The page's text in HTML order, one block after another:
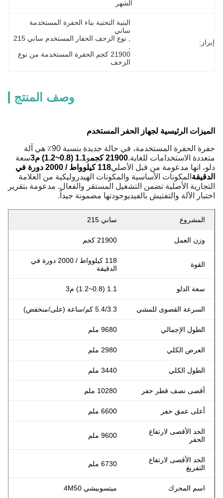
الشهر
إبراز:
ساني
نوع الزحف الحفار المستخدم ساني 215
الزحف
وصف المنتج
الميزات الرئيسية لجهاز الحفر المستخدم
حفرة الحفرة المستخدمة، في حالة جديدة بنسبة 90٪ هي آلة
متعددة الاستخدامات للغاية.21900 كجم و1.1 (0.8~1.2) م3
سعة
دلو، انها مدعومة من قبل الأصلي
118 كيلوواط / 2000 دورة في
الدقيقة المكونات الأساسية والمكونات الهيدروليكية من العلامة
التجارية الأصلية تضمن التشغيل المستقر والفعال. مدعومة بتقرير
اختبار الآلة والتفتيش بالفيديوجودتها مضمونة جيداً.
المشروع ساني 215
وزن العمل 21900 كجم
القوة
118 كيلوواط / 2000 دورة في
الدقيقة
سعة الدلو 1.1 (0.8~1.2) م3
السرعة القصوى للمشي 5.4/3.3 كم/ساعة (على/منخفض)
الطول الإجمالي 9680 ملم
العرض الكلي 2980 ملم
الطول الكلي 3440 ملم
أقصى نصف قطر حفر 10280 ملم
أعلى عمق حفر 6600 ملم
الحد الأقصى لارتفاع
الحفر
9600 ملم
الحد الأقصى لارتفاع
التفريغ
6730 ملم
اسم المحرك ميتسوبيشي 4M50